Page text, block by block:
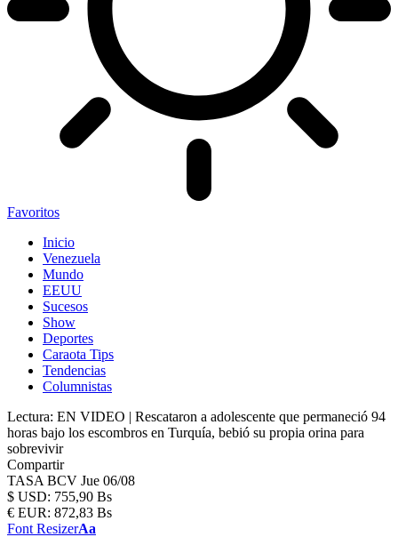
Favoritos
Inicio
Venezuela
Mundo
EEUU
Sucesos
Show
Deportes
Caraota Tips
Tendencias
Columnistas
Lectura: EN VIDEO | Rescataron a adolescente que permaneció 94
horas bajo los escombros en Turquía, bebió su propia orina para
sobrevivir
Compartir
TASA BCV Jue 06/08
$ USD: 755,90 Bs
€ EUR: 872,83 Bs
Font ResizerAa